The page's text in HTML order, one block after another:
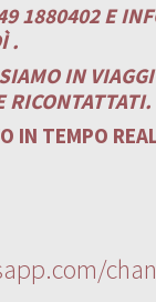
1880402 E
.
IN
RICONTATTATI.
IN TEMPO